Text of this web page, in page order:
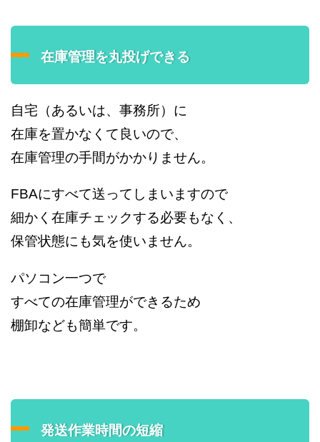
在庫管理を丸投げできる
自宅（あるいは、事務所）に
在庫を置かなくて良いので、
在庫管理の手間がかかりません。
FBAにすべて送ってしまいますので
細かく在庫チェックする必要もなく、
保管状態にも気を使いません。
パソコン一つで
すべての在庫管理ができるため
棚卸なども簡単です。
発送作業時間の短縮